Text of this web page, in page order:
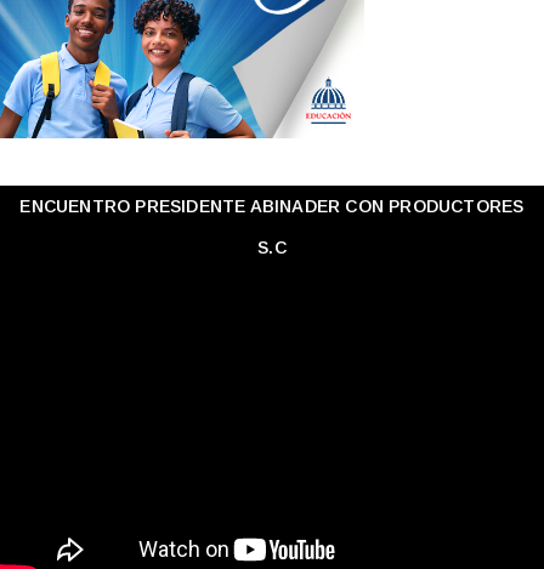
ENCUENTRO PRESIDENTE ABINADER CON PRODUCTORES
S.C